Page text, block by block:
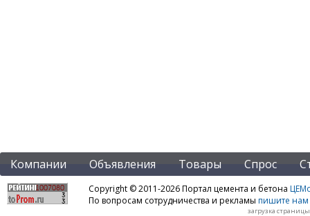
Компании Объявления Товары Спрос
Copyright © 2011-2026 Портал цемента и бетона
По вопросам сотрудничества и рекламы пишите нам
загрузка